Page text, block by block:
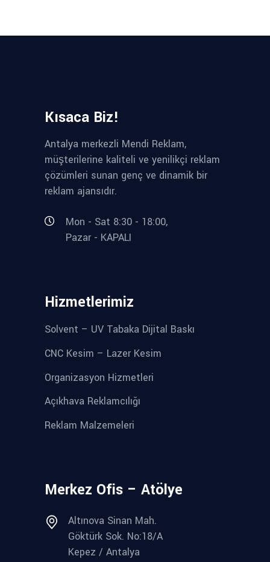
Kısaca Biz!
Antalya merkezli Mendi Reklam,
müşterilerine kaliteli ve yenilikçi reklam
çözümleri sunan genç ve dinamik bir
reklam ajansıdır.
Mon - Sat 8:30 - 18:00,
Pazar - KAPALI
Hizmetlerimiz
Solvent – UV Tabaka Dijital Baskı
CNC Kesim – Lazer Kesim
Organizasyon Hizmetleri
Açıkhava Reklamcılığı
Reklam Malzemeleri
Merkez Ofis – Atölye
Altınova Sinan Mah.
Göktürk Sok. No:18/A
Kepez / Antalya